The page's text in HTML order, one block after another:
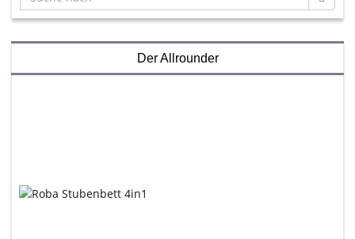
Der Allrounder